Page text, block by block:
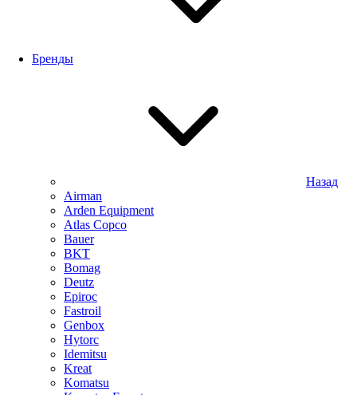
Бренды
Назад
Airman
Arden Equipment
Atlas Сopco
Bauer
BKT
Bomag
Deutz
Epiroc
Fastroil
Genbox
Hytorc
Idemitsu
Kreat
Komatsu